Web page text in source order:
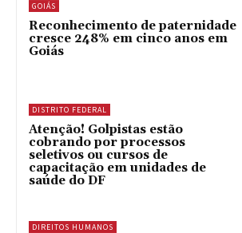
GOIÁS
Reconhecimento de paternidade
cresce 248% em cinco anos em
Goiás
DISTRITO FEDERAL
Atenção! Golpistas estão
cobrando por processos
seletivos ou cursos de
capacitação em unidades de
saúde do DF
DIREITOS HUMANOS